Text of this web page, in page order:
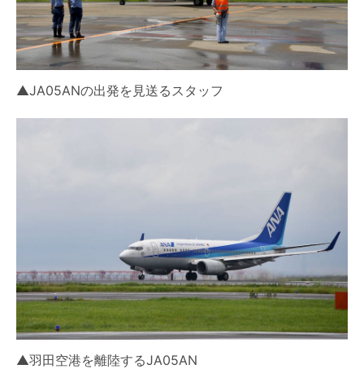
▲JA05ANの出発を見送るスタッフ
▲羽田空港を離陸するJA05AN